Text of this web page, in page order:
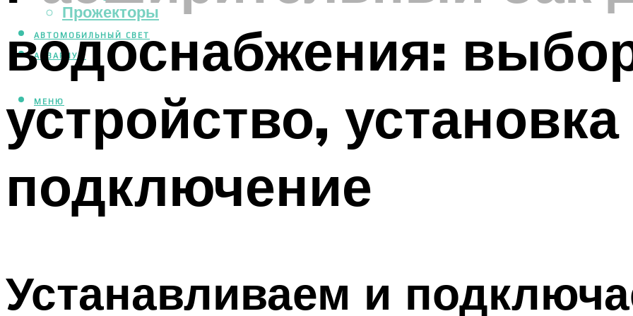
Прожекторы
АВТОМОБИЛЬНЫЙ СВЕТ
АКВАРИУМ
МЕНЮ
водоснабжения:
устройство, установка
подключение
Устанавливаем и